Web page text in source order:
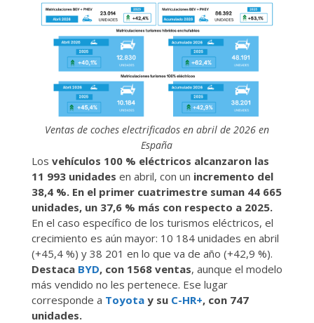
Ventas de coches electrificados en abril de 2026 en
España
Los vehículos 100 % eléctricos alcanzaron las
11 993 unidades en abril, con un incremento del
38,4 %. En el primer cuatrimestre suman 44 665
unidades, un 37,6 % más con respecto a 2025.
En el caso específico de los turismos eléctricos, el
crecimiento es aún mayor: 10 184 unidades en abril
(+45,4 %) y 38 201 en lo que va de año (+42,9 %).
Destaca BYD, con 1568 ventas, aunque el modelo
más vendido no les pertenece. Ese lugar
corresponde a Toyotay su C-HR+, con 747
unidades.